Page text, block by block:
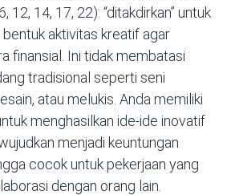
12, 14, 17, 22): “ditakdirkan” untuk
aktivitas kreatif agar
finansial. Ini tidak membatasi
tradisional seperti seni
atau melukis. Anda memiliki
menghasilkan ide-ide inovatif
menjadi keuntungan
cocok untuk pekerjaan yang
dengan orang lain.